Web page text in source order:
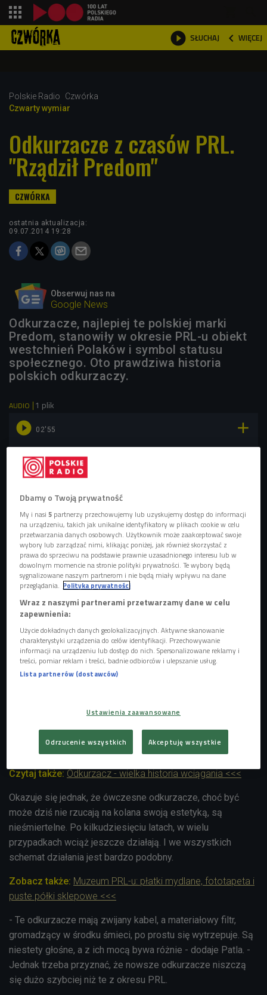
 SŁUCHAJ  WIĘCEJ

Polskie Radio
Czwórka
Czwarty wymiar
Odkurzacze z czasów PRL.
"Rządził Predom"
ostatnia aktualizacja:
09.07.2014 19:28
Obserwuj nas na
Google News
Odkurzacze, najlepiej te polskiej marki
Predom, stanowiły w okresie PRL-u obiekt
westchnień Polaków i symbol statusu
społecznego. Oto prawdziwa historia
polskich odkurzaczy.
AUDIO 1 plik
 02'55 
sprzątano w PRL-u - materiał Kamila Jasieńskiego
(Czwórka/Czwarty wymiar)
Wrocław, 1981 rok. Kolejka przed sklepem AGD marki Predom
Foto:
PAP/Adam Hawałej
pomocy Alfa K2, aż do Predomu - opowiada Rafał Patla z
Za to wykończenie i design były wręcz kosmiczne.
Czytaj także: Odkurzacz - wielka historia wciągania <<<
Okazuje się jednak, że ówczesne odkurzacze, choć być
może dziś nie rzucają na kolana swoją estetyką, są
nieśmiertelne. Po kilkudziesięciu latach, w wielu
przypadkach wciąż jeszcze działają. I we wszystkich
schemat działania jest bardzo podobny.
Zobacz także: Muzeum PRL-u: płatki mydlane, fototapeta i
puste półki sklepowe <<<
- Te odkurzacze mają zwijany kabel, a materiałowy filtr,
gromadzący w środku śmieci, po prostu się wytrzepuje. Są
niestety głośne, a z ich mocą bywa różnie - dodaje Patla. -
Jednak trzeba przyznać, że nowsze odkurzacze niszczą
się dużo szybciej niż te z okresu PRL.
Dbamy o Twoją prywatność
My i nasi5 partnerzy przechowujemy lub uzyskujemy dostęp do informacji
na urządzeniu, takich jak unikalne identyfikatory w plikach cookie w celu
przetwarzania danych osobowych. Użytkownik może zaakceptować swoje
wybory lub zarządzać nimi, klikając poniżej, jak również skorzystać z
prawa do sprzeciwu na podstawie prawnie uzasadnionego interesu lub w
dowolnym momencie na stronie polityki prywatności. Te wybory będą
sygnalizowane naszym partnerom i nie będą miały wpływu na dane
przeglądania. Polityka prywatności
Wraz z naszymi partnerami przetwarzamy dane w celu
zapewnienia:
Użycie dokładnych danych geolokalizacyjnych. Aktywne skanowanie
charakterystyki urządzenia do celów identyfikacji. Przechowywanie
informacji na urządzeniu lub dostęp do nich. Spersonalizowane reklamy i
treści, pomiar reklam i treści, badnie odbiorców i ulepszanie usług.
Lista partnerów (dostawców)
Ustawienia zaawansowane
Odrzucenie wszystkich Akceptuję wszystkie